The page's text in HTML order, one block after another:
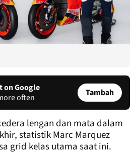
on Google
often
Tambah
lengan dan mata dalam
statistik Marc Marquez
grid kelas utama saat ini.